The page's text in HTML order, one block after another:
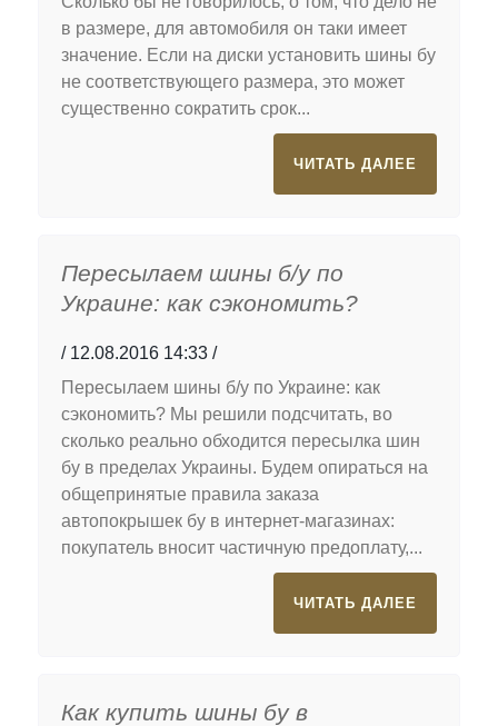
в размере, для автомобиля он таки имеет
значение. Если на диски установить шины бу
не соответствующего размера, это может
существенно сократить срок...
ЧИТАТЬ ДАЛЕЕ
Пересылаем шины б/у по
Украине: как сэкономить?
12.08.2016 14:33
Пересылаем шины б/у по Украине: как
сэкономить? Мы решили подсчитать, во
сколько реально обходится пересылка шин
бу в пределах Украины. Будем опираться на
общепринятые правила заказа
автопокрышек бу в интернет-магазинах:
покупатель вносит частичную предоплату,...
ЧИТАТЬ ДАЛЕЕ
Как купить шины бу в